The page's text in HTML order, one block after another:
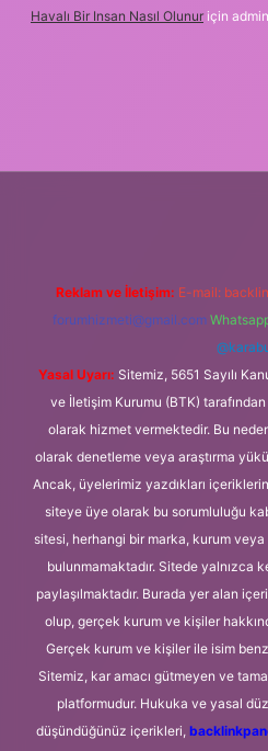
Havalı Bir Insan Nasıl Olunur için admin
Reklam ve İletişim: E-mail:
forumhizmeti@gmail.com
Yasal Uyarı: Sitemiz, 5651 Sayılı
ve İletişim Kurumu (BTK) tarafından
olarak hizmet vermektedir. Bu
olarak denetleme veya araştırma
Ancak, üyelerimiz yazdıkları
siteye üye olarak bu sorumluluğu
sitesi, herhangi bir marka, kurum veya
bulunmamaktadır. Sitede yalnızca
paylaşılmaktadır. Burada yer alan
olup, gerçek kurum ve kişiler
Gerçek kurum ve kişiler ile isim
Sitemiz, kar amacı gütmeyen ve
platformudur. Hukuka ve yasal
düşündüğünüz içerikleri,